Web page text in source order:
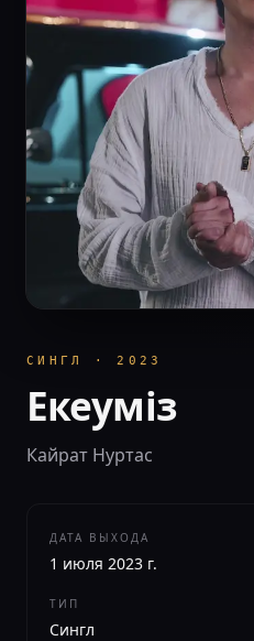
СИНГЛ ·2023
Екеуміз
Кайрат Нуртас
ДАТА ВЫХОДА
1 июля 2023 г.
ТИП
Сингл